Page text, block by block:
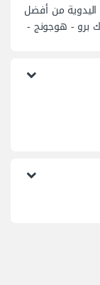
من أفضل
برو - هوجونج -